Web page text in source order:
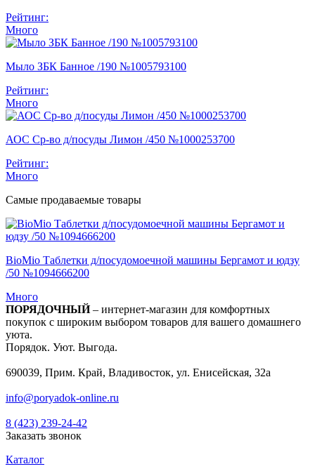
Рейтинг:
Много
Мыло ЗБК Банное /190 №1005793100
Рейтинг:
Много
АОС Ср-во д/посуды Лимон /450 №1000253700
Рейтинг:
Много
Самые продаваемые товары
BioMio Таблетки д/посудомоечной машины Бергамот и юдзу
/50 №1094666200
Много
ПОРЯДОЧНЫЙ– интернет-магазин для комфортных
покупок с широким выбором товаров для вашего домашнего
уюта.
Порядок. Уют. Выгода.
690039, Прим. Край, Владивосток, ул. Енисейская, 32а
info@poryadok-online.ru
8 (423) 239-24-42
Заказать звонок
Каталог